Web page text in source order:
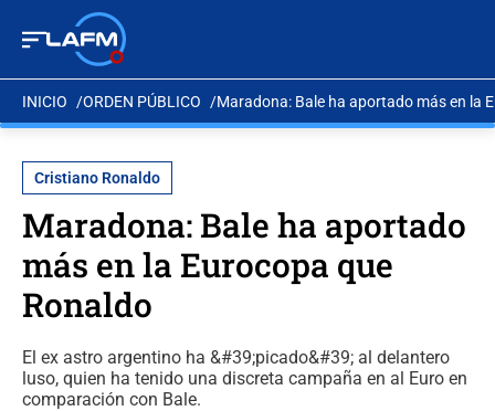
INICIO ORDEN PÚBLICO Maradona: Bale ha aportado más en la
Cristiano Ronaldo
Maradona: Bale ha aportado
más en la Eurocopa que
Ronaldo
El ex astro argentino ha &#39;picado&#39; al delantero
luso, quien ha tenido una discreta campaña en al Euro en
comparación con Bale.